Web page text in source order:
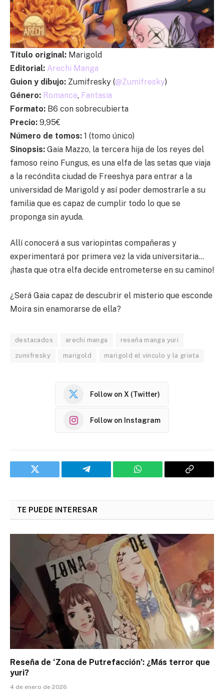
Título original: Marigold
Editorial: Arechi Manga
Guion y dibujo: Zumifresky (@Zumifresky)
Género: Romance, Fantasía
Formato: B6 con sobrecubierta
Precio: 9,95€
Número de tomos: 1 (tomo único)
Sinopsis: Gaia Mazzo, la tercera hija de los reyes del
famoso reino Fungus, es una elfa de las setas que viaja
a la recóndita ciudad de Freeshya para entrar a la
universidad de Marigold y así poder demostrarle a su
familia que es capaz de cumplir todo lo que se
proponga sin ayuda.
Allí conocerá a sus variopintas compañeras y
experimentará por primera vez la vida universitaria…
¡hasta que otra elfa decide entrometerse en su camino!
¿Será Gaia capaz de descubrir el misterio que esconde
Moira sin enamorarse de ella?
destacados arechi manga reseña manga yuri
zumifresky marigold marigold el vinculo y la grieta
Follow on X (Twitter)
Follow on Instagram
Twitter Telegram WhatsApp
Copy
TE PUEDE INTERESAR
Reseña de ‘Zona de Putrefacción’: ¿Más terror que
yuri?
4 de enero de 2026